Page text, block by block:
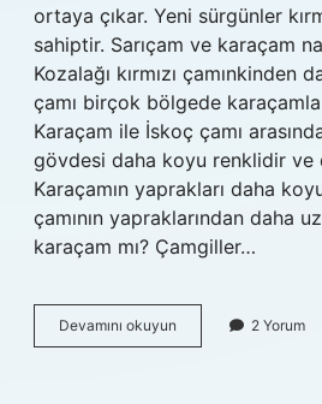
ortaya çıkar. Yeni sürgünler
sahiptir. Sarıçam ve karaçam
Kozalağı kırmızı çamınkinden
çamı birçok bölgede
Karaçam ile İskoç çamı
gövdesi daha koyu renklidir ve
Karaçamın yaprakları daha
çamının yapraklarından daha
karaçam mı? Çamgiller…
Devamını okuyun Kızılçam
Nasıl
2 Yorum